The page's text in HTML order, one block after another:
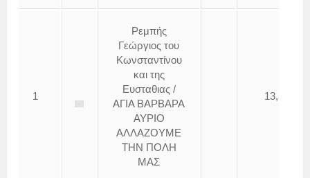
1
Ρεμπής
Γεώργιος του
Κωνσταντίνου
και της
Ευσταθιας /
ΑΓΙΑ ΒΑΡΒΑΡΑ
ΑΥΡΙΟ
ΑΛΛΑΖΟΥΜΕ
ΤΗΝ ΠΟΛΗ
ΜΑΣ
13,51